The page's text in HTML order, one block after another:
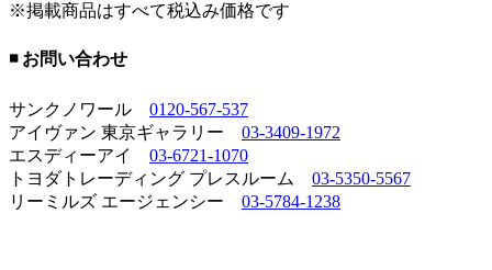
※掲載商品はすべて税込み価格です
◾️ お問い合わせ
サンクノワール 0120-567-537
アイヴァン 東京ギャラリー 03-3409-1972
エスディーアイ 03-6721-1070
トヨダトレーディング プレスルーム 03-5350-5567
リーミルズ エージェンシー 03-5784-1238